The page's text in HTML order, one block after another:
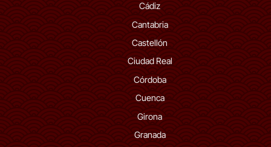
Cádiz
Cantabria
Castellón
Ciudad Real
Córdoba
Cuenca
Girona
Granada